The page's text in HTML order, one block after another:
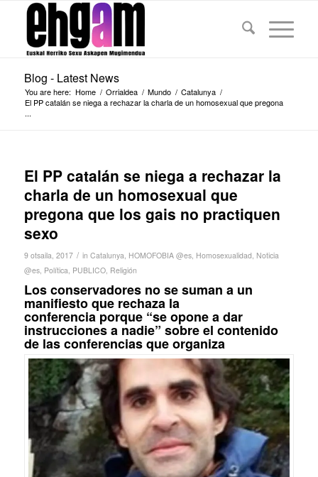
Blog - Latest News
You are here: Home / Orrialdea / Mundo / Catalunya /
El PP catalán se niega a rechazar la charla de un homosexual que pregona
...
El PP catalán se niega a rechazar la
charla de un homosexual que
pregona que los gais no practiquen
sexo
9 otsaila, 2017 / in Catalunya, HOMOFOBIA @es, Homosexualidad, Noticia
@es, Política, PUBLICO, Religión
Los conservadores no se suman a un
manifiesto que rechaza la
conferencia porque “se opone a dar
instrucciones a nadie” sobre el contenido
de las conferencias que organiza